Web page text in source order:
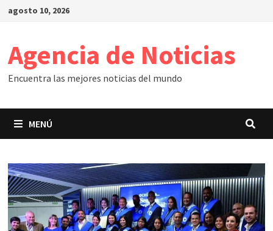
Saltar
agosto 10, 2026
Agencia de Noticias
Encuentra las mejores noticias del mundo
MENÚ